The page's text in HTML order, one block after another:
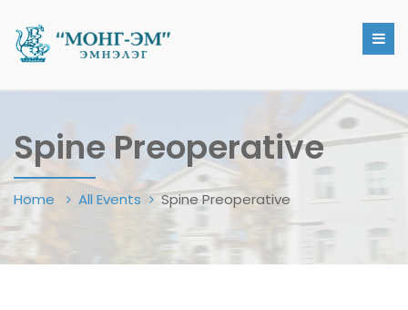
Spine Preoperative
Home All Events Spine Preoperative